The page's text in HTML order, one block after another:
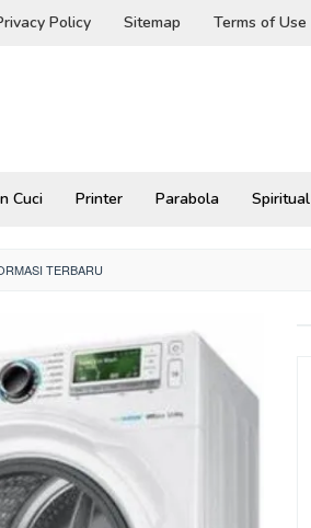
Policy Sitemap Terms of Use
Cuci Printer Parabola Spiritual
TERBARU